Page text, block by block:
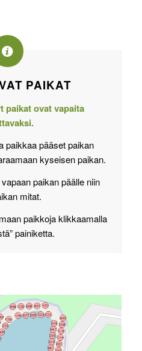
PAIKAT
paikat ovat vapaita
paikkaa pääset paikan
kyseisen paikan.
paikan päälle niin
mitat.
paikkoja klikkaamalla
painiketta.